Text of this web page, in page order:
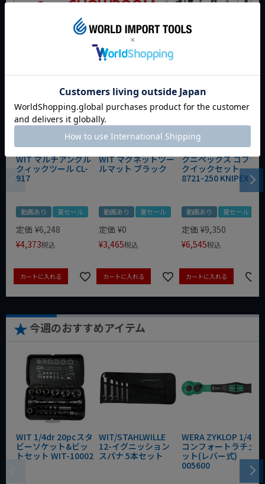
WIT マルチアングル
クィックツール CL-
917
動画あり 夏セール
定価 ¥6,248
¥4,373税込
カートに入れる
WIT マグネットツー
ルマット ブラック
動画あり 夏セール
定価 ¥0
¥3,465税込
カートに入れる
クニペックス コブラ
クイックセット
8721-250 KNIPEX
動画あり 夏セール
定価 ¥9,350
¥6,545税込
カートに入れる
今週のおすすめアイテム
WIT 1/4dr 20pcスタ
ビーソケット&ビッ
トセット WIT-10002
WIT/STAHLWILLE
12-イグニッション
スパナ 5本セット
WERA ZYKLOP 1/4"
コンフォートラチェ
ット(レバー式)
005600